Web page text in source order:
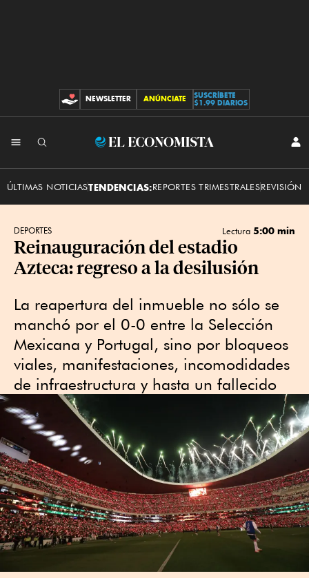
CONTRIBUCIONES
NEWSLETTER ANÚNCIATE
SUSCRÍBETE
$1.99 DIARIOS
El
ÚLTIMAS NOTICIASTENDENCIAS:REPORTES TRIMESTRALESREVISIÓN
DEPORTES Lectura 5:00 min
Reinauguración del estadio
Azteca: regreso a la desilusión
La reapertura del inmueble no sólo se
manchó por el 0-0 entre la Selección
Mexicana y Portugal, sino por bloqueos
viales, manifestaciones, incomodidades
de infraestructura y hasta un fallecido